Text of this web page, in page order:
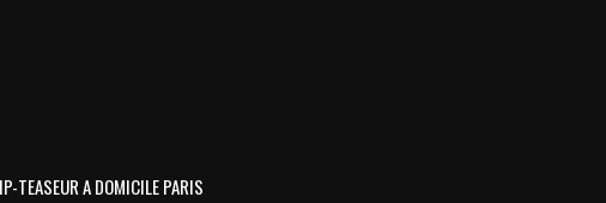
TEASEUR A DOMICILE PARIS